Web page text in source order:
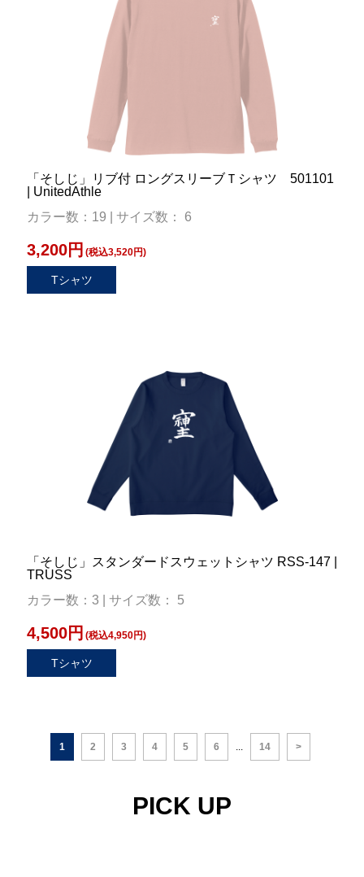
「そしじ」リブ付 ロングスリーブＴシャツ 501101
| UnitedAthle
カラー数：19 | サイズ数： 6
3,200円 (税込3,520円)
Tシャツ
「そしじ」スタンダードスウェットシャツ RSS-147 |
TRUSS
カラー数：3 | サイズ数： 5
4,500円 (税込4,950円)
Tシャツ
1 2 3 4 5 6 ... 14 >
PICK UP